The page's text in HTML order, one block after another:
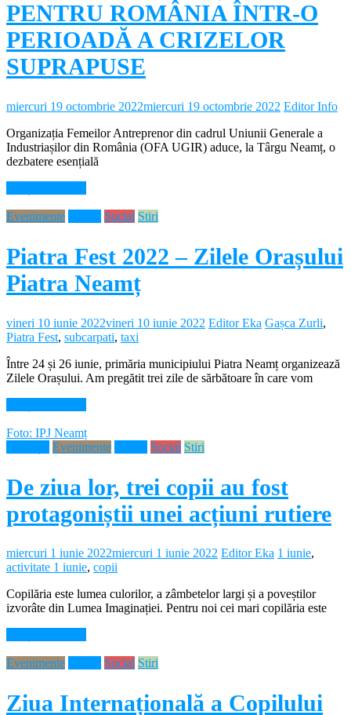
PENTRU ROMÂNIA ÎNTR-O
PERIOADĂ A CRIZELOR
SUPRAPUSE
miercuri 19 octombrie 2022miercuri 19 octombrie 2022 Editor Info
Organizația Femeilor Antreprenor din cadrul Uniunii Generale a
Industriașilor din România (OFA UGIR) aduce, la Târgu Neamț, o
dezbatere esențială
Evenimente Social Stiri
Piatra Fest 2022 – Zilele Orașului
Piatra Neamț
vineri 10 iunie 2022vineri 10 iunie 2022 Editor Eka Gașca Zurli,
Piatra Fest, subcarpati, taxi
Între 24 și 26 iunie, primăria municipiului Piatra Neamț organizează
Zilele Orașului. Am pregătit trei zile de sărbătoare în care vom
Foto: IPJ Neamț
Evenimente Social Stiri
De ziua lor, trei copii au fost
protagoniștii unei acțiuni rutiere
miercuri 1 iunie 2022miercuri 1 iunie 2022 Editor Eka 1 iunie,
activitate 1 iunie, copii
Copilăria este lumea culorilor, a zâmbetelor largi și a poveștilor
izvorâte din Lumea Imaginației. Pentru noi cei mari copilăria este
Evenimente Social Stiri
Ziua Internațională a Copilului